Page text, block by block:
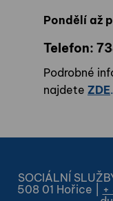
Pondělí až
Telefon:
Podrobné
najdete ZDE.
SOCIÁLNÍ
508 01 Hořice |